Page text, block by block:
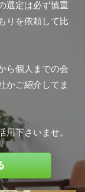
選定は必ず慎重
りを依頼して比
ら個人までの会
かご紹介してま
用下さいませ。